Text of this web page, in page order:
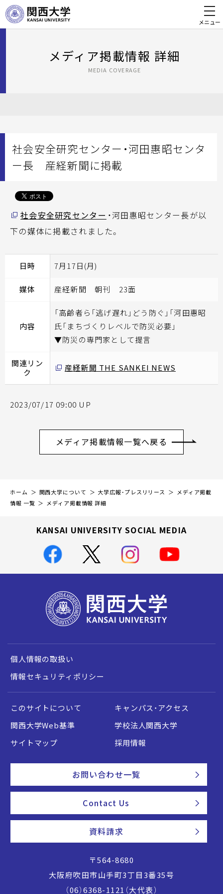
メニュー
メディア掲載情報 詳細
MEDIA COVERAGE
社会安全研究センター・河田惠昭センタ
ー長 産経新聞に掲載
社会安全研究センター ・河田惠昭センター長が以
下の媒体に掲載されました。
日時 7月17日(月)
媒体 産経新聞 朝刊 23面
内容
「高齢者ら「逃げ遅れ」どう防ぐ」「河田惠昭
氏「まちづくりレベルで防災必要」
▼防災の専門家として提言
関連リン
ク
産経新聞 THE SANKEI NEWS
2023/07/17 09:00 UP
メディア掲載情報一覧へ戻る
ホーム 関西大学について 大学広報・プレスリリース
メディア掲載
情報 一覧
メディア掲載情報 詳細
KANSAI UNIVERSITY SOCIAL MEDIA
個人情報の取扱い
情報セキュリティポリシー
このサイトについて
キャンパス・アクセス
関西大学Web基準
学校法人関西大学
サイトマップ
採用情報
お問い合わせ一覧
Contact Us
資料請求
〒564-8680
大阪府吹田市山手町3丁目3番35号
（06）6368-1121（大代表）